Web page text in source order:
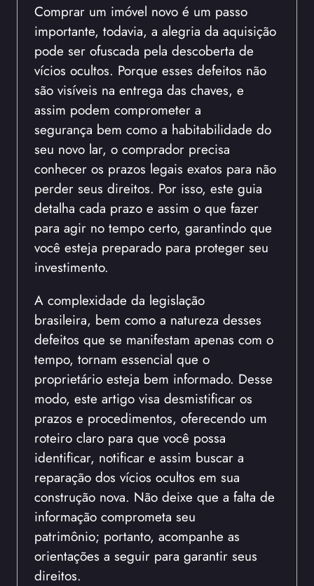
Comprar um imóvel novo é um passo
importante, todavia, a alegria da aquisição
pode ser ofuscada pela descoberta de
vícios ocultos. Porque esses defeitos não
são visíveis na entrega das chaves, e
assim podem comprometer a
segurança bem como a habitabilidade do
seu novo lar, o comprador precisa
conhecer os prazos legais exatos para não
perder seus direitos. Por isso, este guia
detalha cada prazo e assim o que fazer
para agir no tempo certo, garantindo que
você esteja preparado para proteger seu
investimento.
A complexidade da legislação
brasileira, bem como a natureza desses
defeitos que se manifestam apenas com o
tempo, tornam essencial que o
proprietário esteja bem informado. Desse
modo, este artigo visa desmistificar os
prazos e procedimentos, oferecendo um
roteiro claro para que você possa
identificar, notificar e assim buscar a
reparação dos vícios ocultos em sua
construção nova. Não deixe que a falta de
informação comprometa seu
patrimônio; portanto, acompanhe as
orientações a seguir para garantir seus
direitos.